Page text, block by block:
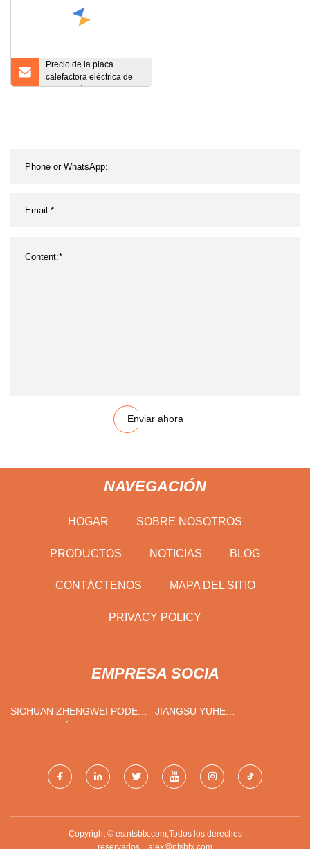
Precio de la placa
calefactora eléctrica de
calefacción de laboratorio
Enviar ahora
NAVEGACIÓN
HOGAR SOBRE NOSOTROS
PRODUCTOS NOTICIAS BLOG
CONTÁCTENOS MAPA DEL SITIO
PRIVACY POLICY
EMPRESA SOCIA
SICHUAN ZHENGWEI PODER
JIANGSU YUHE
CO., LTD.
Copyright © es.ntsbtx.com,Todos los derechos
reservados. alex@ntsbtx.com